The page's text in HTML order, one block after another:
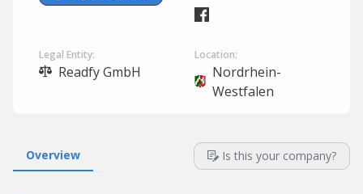
Legal Entity:
Readfy GmbH
Location:
Nordrhein-
Westfalen
Overview Is this your company?